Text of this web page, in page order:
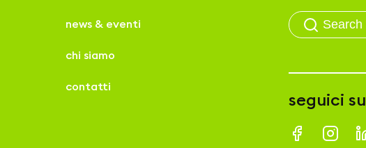
news & eventi
chi siamo
contatti
seguici su